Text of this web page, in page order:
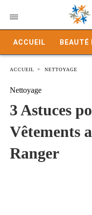
ACCUEIL BEAUTÉ
ACCUEIL NETTOYAGE
Nettoyage
3 Astuces
Vêtements
Ranger